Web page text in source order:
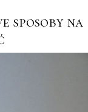
sposoby na